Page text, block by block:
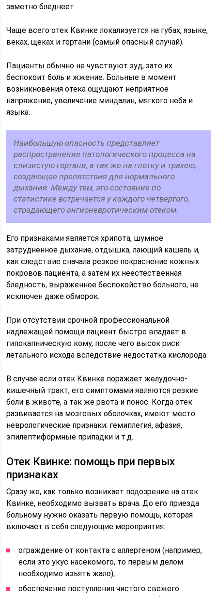
заметно бледнеет.
Чаще всего отек Квинке локализуется на губах, языке,
веках, щеках и гортани (самый опасный случай).
Пациенты обычно не чувствуют зуд, зато их
беспокоит боль и жжение. Больные в момент
возникновения отека ощущают неприятное
напряжение, увеличение миндалин, мягкого неба и
языка.
Наибольшую опасность представляет
распространение патологического процесса на
слизистую гортани, а так же на глотку и трахею,
создающее препятствия для нормального
дыхания. Между тем, это состояние по
статистике встречается у каждого четвертого,
страдающего ангионевротическим отеком.
Его признаками является хрипота, шумное
затрудненное дыхание, отдышка, лающий кашель и,
как следствие сначала резкое покраснение кожных
покровов пациента, а затем их неестественная
бледность, выраженное беспокойство больного, не
исключен даже обморок.
При отсутствии срочной профессиональной
надлежащей помощи пациент быстро впадает в
гипокапническую кому, после чего высок риск
летального исхода вследствие недостатка кислорода.
В случае если отек Квинке поражает желудочно-
кишечный тракт, его симптомами являются резкие
боли в животе, а так же рвота и понос. Когда отек
развивается на мозговых оболочках, имеют место
неврологические признаки: гемиплегия, афазия,
эпилептиформные припадки и т.д.
Отек Квинке: помощь при первых
признаках
Сразу же, как только возникает подозрение на отек
Квинке, необходимо вызвать врача. До его приезда
больному нужно оказать первую помощь, которая
включает в себя следующие мероприятия:
ограждение от контакта с аллергеном (например,
если это укус насекомого, то первым делом
необходимо изъять жало);
обеспечение поступления чистого свежего